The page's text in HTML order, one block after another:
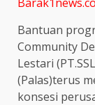
Bantuan
Community
Lestari
(Palas)terus
konsesi